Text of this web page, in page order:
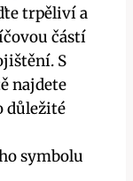
trpěliví a
částí
S
najdete
důležité